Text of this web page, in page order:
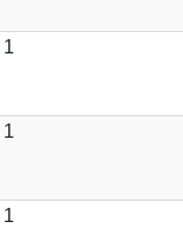
1
1
1